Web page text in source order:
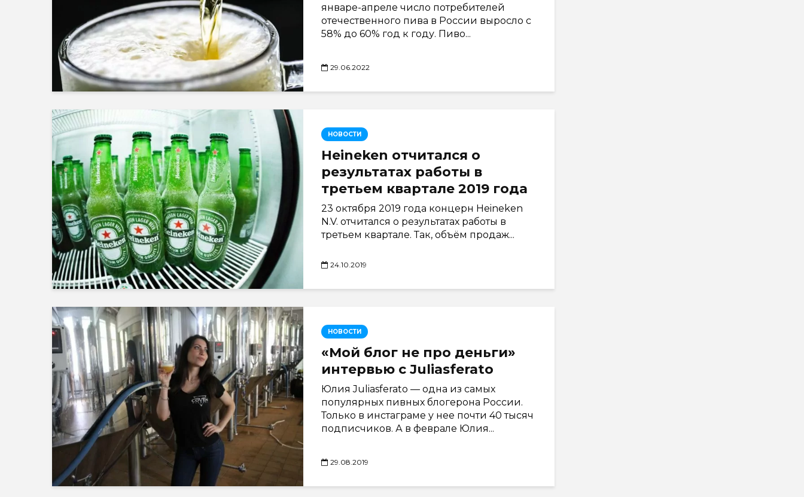
январе-апреле число потребителей
отечественного пива в России выросло с
58% до 60% год к году. Пиво...
29.06.2022
НОВОСТИ
Heineken отчитался о
результатах работы в
третьем квартале 2019 года
23 октября 2019 года концерн Heineken
N.V. отчитался о результатах работы в
третьем квартале. Так, объём продаж...
24.10.2019
НОВОСТИ
«Мой блог не про деньги»
интервью с Juliasferato
Юлия Juliasferato — одна из самых
популярных пивных блогерона России.
Только в инстаграме у нее почти 40 тысяч
подписчиков. А в феврале Юлия...
29.08.2019